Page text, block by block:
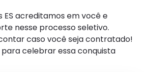
ES acreditamos em você e
nesse processo seletivo.
caso você seja contratado!
para celebrar essa conquista